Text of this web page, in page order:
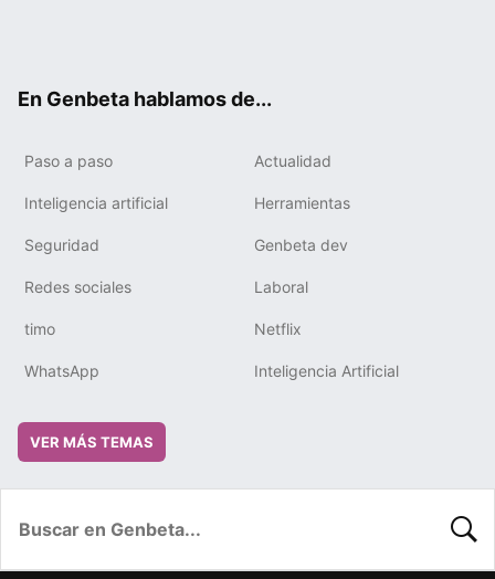
En Genbeta hablamos de...
Paso a paso Actualidad
Inteligencia artificial Herramientas
Seguridad Genbeta dev
Redes sociales Laboral
timo Netflix
WhatsApp Inteligencia Artificial
VER MÁS TEMAS